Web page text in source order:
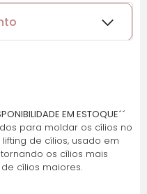
R$ 12,11
EM ESTOQUE´´
para moldar os cílios no
de cílios, usado em
os cílios mais
cílios maiores.